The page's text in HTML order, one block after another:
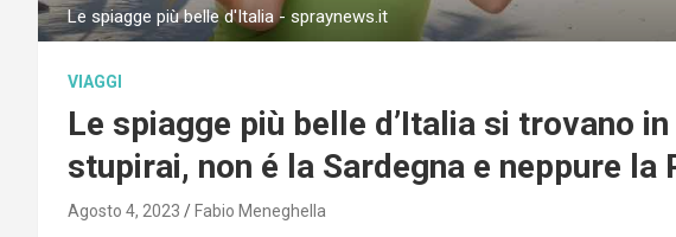
Le spiagge più belle d'Italia - spraynews.it
VIAGGI
Le spiagge più belle d’Italia si trovano
stupirai, non é la Sardegna e neppure la
Agosto 4, 2023 Fabio Meneghella